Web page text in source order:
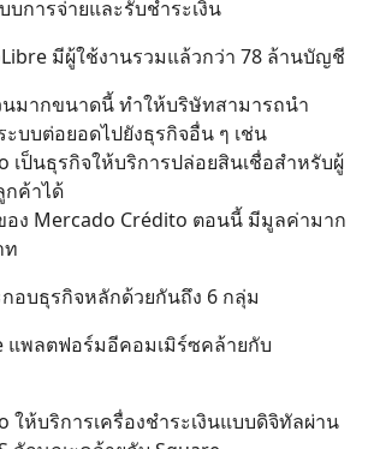
บการจ่ายและรับชำระเงิน
มีผู้ใช้งานรวมแล้วกว่า 78 ล้านบัญชี
นมากขนาดนี้ ทำให้บริษัทสามารถนำ
บบต่อยอดไปยังธุรกิจอื่น ๆ เช่น
เป็นธุรกิจให้บริการปล่อยสินเชื่อสำหรับผู้
กค้าได้
อง Mercado Crédito ตอนนี้ มีมูลค่ามาก
ท
อบธุรกิจหลักด้วยกันถึง 6 กลุ่ม
แพลตฟอร์มอีคอมเมิร์ซคล้ายกับ
ให้บริการเครื่องชำระเงินแบบดิจิทัลผ่าน